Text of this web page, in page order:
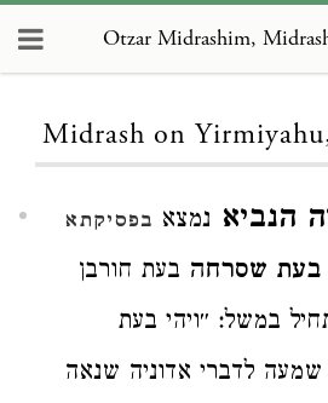
Midrash on
הנביא נמצא בפסיקתא
בעת שסרחה בעת חורבן
במשל: ״ויהי בעת
לדברי אדוניה שנאה